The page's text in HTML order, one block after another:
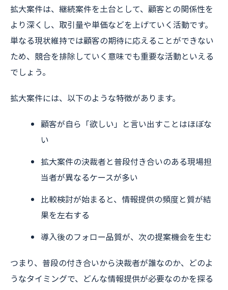
拡大案件は、継続案件を土台として、顧客との関係性を
より深くし、取引量や単価などを上げていく活動です。
単なる現状維持では顧客の期待に応えることができない
ため、競合を排除していく意味でも重要な活動といえる
でしょう。
拡大案件には、以下のような特徴があります。
顧客が自ら「欲しい」と言い出すことはほぼな
い
拡大案件の決裁者と普段付き合いのある現場担
当者が異なるケースが多い
比較検討が始まると、情報提供の頻度と質が結
果を左右する
導入後のフォロー品質が、次の提案機会を生む
つまり、普段の付き合いから決裁者が誰なのか、どのよ
うなタイミングで、どんな情報提供が必要なのかを探る